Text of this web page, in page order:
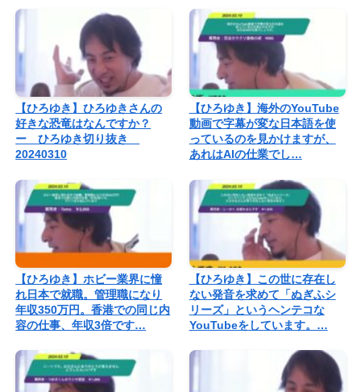
【ひろゆき】ひろゆきさんの
好きな恐竜はなんですか？
ー ひろゆき切り抜き
20240310
【ひろゆき】海外のYouTube
動画で字幕が変な日本語を使
っているのを見かけますが、
あれはAIの仕業でし…
【ひろゆき】ホビー業界に憧
れ日本で就職。管理職になり
年収350万円。香港での同じ内
容の仕事、年収3倍です…
【ひろゆき】この世に存在し
ない発音を求めて「ぬぎふシ
リーズ」というヘンテコな
YouTubeをしています。…